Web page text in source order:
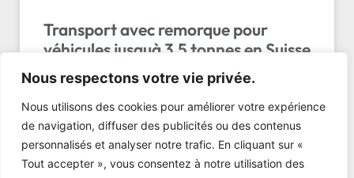
Nous respectons votre vie privée.
Nous utilisons des cookies pour améliorer votre expérience
de navigation, diffuser des publicités ou des contenus
personnalisés et analyser notre trafic. En cliquant sur «
Tout accepter », vous consentez à notre utilisation des
Transport avec remorque pour
véhicules jusquà 3.5 tonnes en Suisse
Le transport avec remorque pour véhicules jusqu’à
3.5 tonnes en Suisse par LL Transport Sàrl. Service
fiable, sécurisé et ponctuel. Devis gratuit…
LIRE L'ARTICLE »